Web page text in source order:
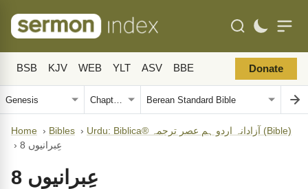
BSB KJV WEB YLT ASV BBE Donate
Home › Bibles ›
Urdu: Biblica® آزادانہ اردو ہم عصر ترجمہ (Bible)
›
عِبرانیوں 8
عِبرانیوں 8